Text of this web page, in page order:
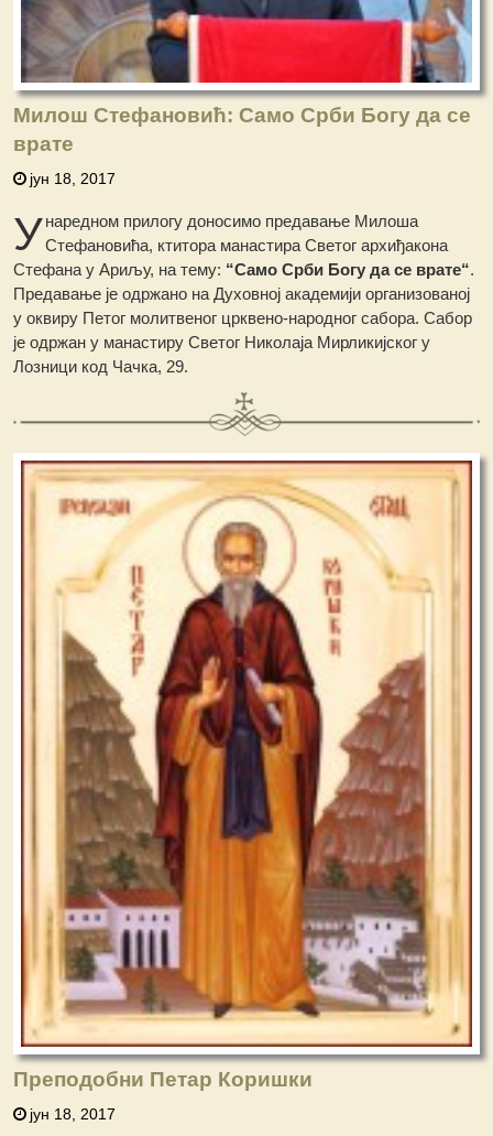
Милош Стефановић: Само Срби Богу да се
врате
јун 18, 2017
Унаредном прилогу доносимо предавање Милоша
Стефановића, ктитора манастира Светог архиђакона
Стефана у Ариљу, на тему: “Само Срби Богу да се врате“.
Предавање је одржано на Духовној академији организованој
у оквиру Петог молитвеног црквено-народног сабора. Сабор
је одржан у манастиру Светог Николаја Мирликијског у
Лозници код Чачка, 29.
Преподобни Петар Коришки
јун 18, 2017